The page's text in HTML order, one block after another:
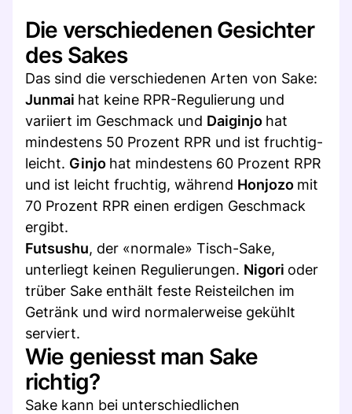
Die verschiedenen Gesichter
des Sakes
Das sind die verschiedenen Arten von Sake:
Junmai hat keine RPR-Regulierung und
variiert im Geschmack und Daiginjo hat
mindestens 50 Prozent RPR und ist fruchtig-
leicht. Ginjo hat mindestens 60 Prozent RPR
und ist leicht fruchtig, während Honjozo mit
70 Prozent RPR einen erdigen Geschmack
ergibt.
Futsushu, der «normale» Tisch-Sake,
unterliegt keinen Regulierungen. Nigori oder
trüber Sake enthält feste Reisteilchen im
Getränk und wird normalerweise gekühlt
serviert.
Wie geniesst man Sake
richtig?
Sake kann bei unterschiedlichen